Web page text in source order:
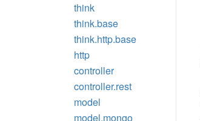
think
think.base
think.http.base
http
controller
controller.rest
model
model.mongo